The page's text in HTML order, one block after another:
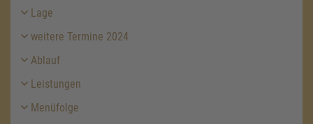
Lage
weitere Termine 2024
Ablauf
Leistungen
Menüfolge